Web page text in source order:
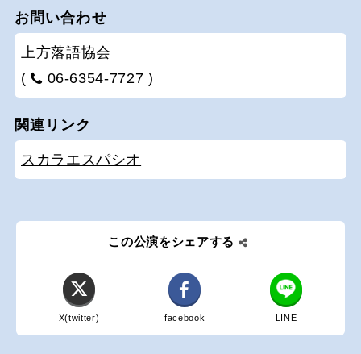
お問い合わせ
上方落語協会
(
06-6354-7727 )
関連リンク
スカラエスパシオ
この公演をシェアする
X(twitter) facebook LINE